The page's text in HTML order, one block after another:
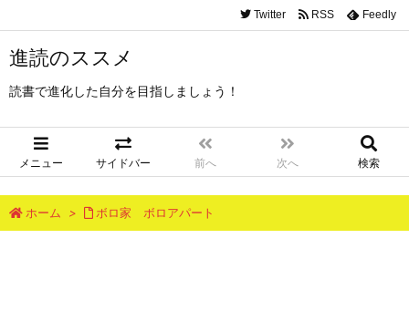
進読のススメ
読書で進化した自分を目指しましょう！
メニュー サイドバー 前へ 次へ 検索
Twitter RSS Feedly
ホーム > ボロ家 ボロアパート